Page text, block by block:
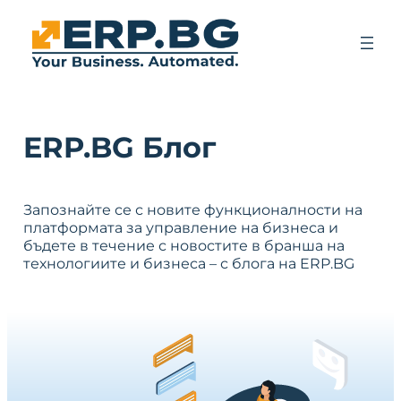
ERP.BG Блог
Запознайте се с новите функционалности на
платформата за управление на бизнеса и
бъдете в течение с новостите в бранша на
технологиите и бизнеса – с блога на ERP.BG